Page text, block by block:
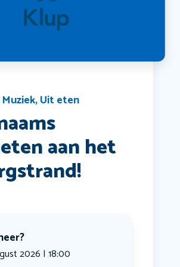
Muziek,Uit eten
aan het
2026 | 18:00